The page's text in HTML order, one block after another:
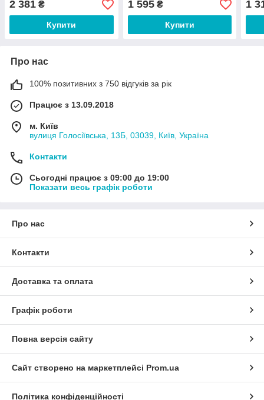
2 381 ₴
Купити
таблеток
1 595₴
Купити
60
1
Про нас
100% позитивних з 750 відгуків за рік
Працює з 13.09.2018
м. Київ
вулиця Голосіївська, 13Б, 03039, Київ, Україна
Контакти
Сьогодні працює з 09:00 до 19:00
Показати весь графік роботи
Про нас
Контакти
Доставка та оплата
Графік роботи
Повна версія сайту
Сайт створено на маркетплейсі Prom.ua
Політика конфіденційності